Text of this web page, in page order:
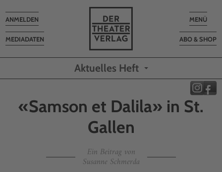
Toggle
MENÜ
ABO & SHOP
MEDIADATEN
Toggle
navigation
ANMELDEN
Aktuelles Heft
«Samson et Dalila» in St.
Gallen
Ein Beitrag von
Susanne Schmerda